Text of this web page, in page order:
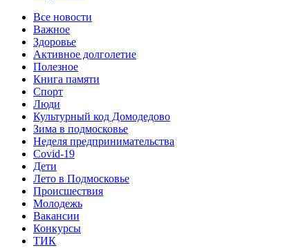
Все новости
Важное
Здоровье
Активное долголетие
Полезное
Книга памяти
Спорт
Люди
Культурный код Домодедово
Зима в подмосковье
Неделя предпринимательства
Covid-19
Дети
Лето в Подмосковье
Происшествия
Молодежь
Вакансии
Конкурсы
ТИК